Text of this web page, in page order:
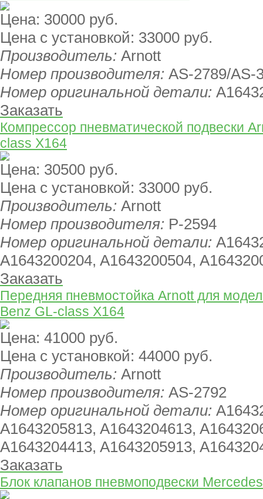
Цена: 30000 руб.
Цена с установкой: 33000 руб.
Производитель: Arnott
Номер производителя: AS-2789/AS-
Номер оригинальной детали:
Заказать
Компрессор пневматической подвески
class X164
Цена: 30500 руб.
Цена с установкой: 33000 руб.
Производитель: Arnott
Номер производителя: P-2594
Номер оригинальной детали:
A1643200204, A1643200504,
Заказать
Передняя пневмостойка Arnott для
Benz GL-class X164
Цена: 41000 руб.
Цена с установкой: 44000 руб.
Производитель: Arnott
Номер производителя: AS-2792
Номер оригинальной детали:
A1643205813, A1643204613,
A1643204413, A1643205913,
Заказать
Блок клапанов пневмоподвески